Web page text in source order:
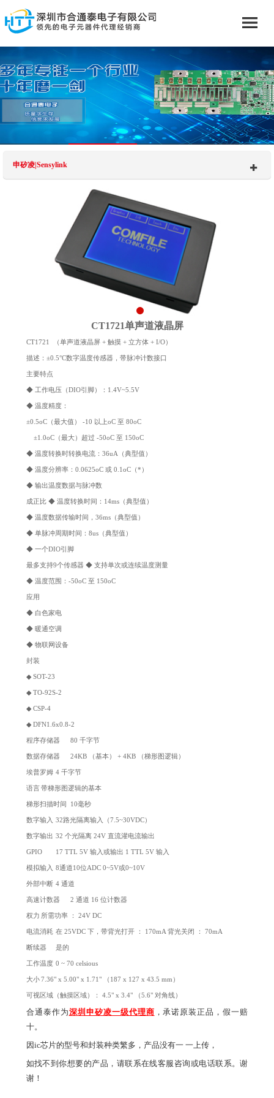
申矽凌|Sensylink
CT1721单声道液晶屏
CT1721 （单声道液晶屏 + 触摸 + 立方体 + I/O）
描述：±0.5°C数字温度传感器，带脉冲计数接口
主要特点
◆ 工作电压（DIO引脚）：1.4V~5.5V
◆ 温度精度：
±0.5oC（最大值） -10 以上oC 至 80oC
±1.0oC（最大）超过 -50oC 至 150oC
◆ 温度转换时转换电流：36uA（典型值）
◆ 温度分辨率：0.0625oC 或 0.1oC（*）
◆ 输出温度数据与脉冲数
成正比 ◆ 温度转换时间：14ms（典型值）
◆ 温度数据传输时间，36ms（典型值）
◆ 单脉冲周期时间：8us（典型值）
◆ 一个DIO引脚
最多支持9个传感器 ◆ 支持单次或连续温度测量
◆ 温度范围：-50oC 至 150oC
应用
◆ 白色家电
◆ 暖通空调
◆ 物联网设备
封装
◆ SOT-23
◆ TO-92S-2
◆ CSP-4
◆ DFN1.6x0.8-2
程序存储器 80 千字节
数据存储器 24KB （基本） + 4KB （梯形图逻辑）
埃普罗姆 4 千字节
语言 带梯形图逻辑的基本
梯形扫描时间 10毫秒
数字输入 32路光隔离输入（7.5~30VDC）
数字输出 32 个光隔离 24V 直流灌电流输出
GPIO 17 TTL 5V 输入或输出 1 TTL 5V 输入
模拟输入 8通道10位ADC 0~5V或0~10V
外部中断 4 通道
高速计数器 2 通道 16 位计数器
权力 所需功率 ： 24V DC
电流消耗 在 25VDC 下，带背光打开 ： 170mA 背光关闭 ： 70mA
断续器 是的
工作温度 0 ~ 70 celsious
大小 7.36" x 5.00" x 1.71" （187 x 127 x 43.5 mm）
可视区域（触摸区域）： 4.5" x 3.4" （5.6" 对角线）
合通泰作为深圳申矽凌一级代理商 ，承诺原装正品，假一赔
十。
因ic芯片的型号和封装种类繁多，产品没有一 一上传，
如找不到你想要的产品，请联系在线客服咨询或电话联系。谢
谢！